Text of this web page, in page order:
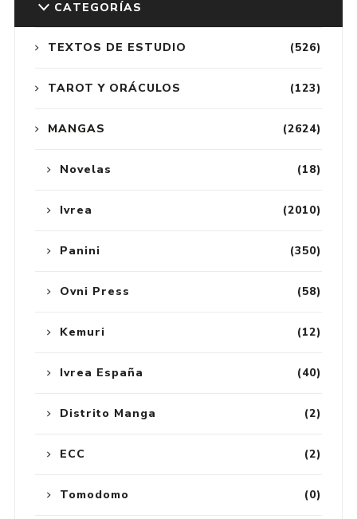
CATEGORÍAS
(526)
TEXTOS DE ESTUDIO
(123)
TAROT Y ORÁCULOS
(2624)
MANGAS
(18)
Novelas
(2010)
Ivrea
(350)
Panini
(58)
Ovni Press
(12)
Kemuri
(40)
Ivrea España
(2)
Distrito Manga
(2)
ECC
(0)
Tomodomo